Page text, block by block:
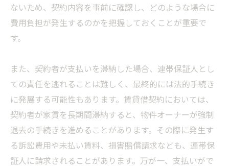
ないため、契約内容を事前に確認し、どのような場合に
費用負担が発生するのかを把握しておくことが重要で
す。
また、契約者が支払いを滞納した場合、連帯保証人とし
ての責任を逃れることは難しく、最終的には法的手続き
に発展する可能性もあります。賃貸借契約においては、
契約者が家賃を長期間滞納すると、物件オーナーが強制
退去の手続きを進めることがあります。その際に発生す
る訴訟費用や未払い賃料、損害賠償請求なども、連帯保
証人に請求されることがあります。万が一、支払いがで